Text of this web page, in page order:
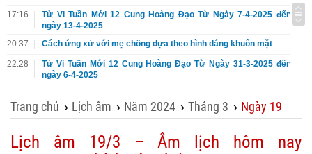
17:16
Tử Vi Tuần Mới 12 Cung Hoàng Đạo Từ Ngày 7-4-2025 đến
ngày 13-4-2025
20:37
Cách ứng xử với mẹ chồng dựa theo hình dáng khuôn mặt
22:28
Tử Vi Tuần Mới 12 Cung Hoàng Đạo Từ Ngày 31-3-2025 đến
ngày 6-4-2025
Trang chủ › Lịch âm › Năm 2024 › Tháng 3 › Ngày 19
Lịch âm 19/3 – Âm lịch hôm nay